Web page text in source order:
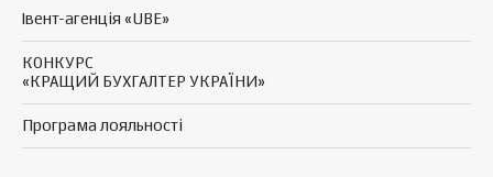
Івент-агенція «UBE»
КОНКУРС
«КРАЩИЙ БУХГАЛТЕР УКРАЇНИ»
Програма лояльності